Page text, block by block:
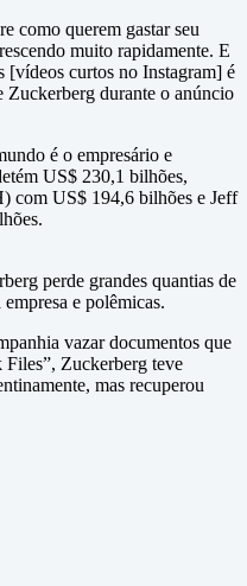
como querem gastar seu
muito rapidamente. E
[vídeos curtos no Instagram] é
Zuckerberg durante o anúncio
é o empresário e
US$ 230,1 bilhões,
com US$ 194,6 bilhões e Jeff
perde grandes quantias de
e polêmicas.
vazar documentos que
Files”, Zuckerberg teve
mas recuperou